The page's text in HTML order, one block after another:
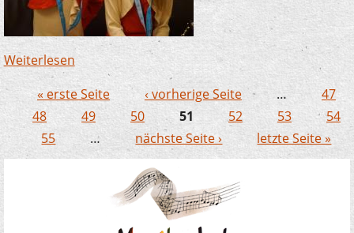
Weiterlesen über Komponieren kann sie auch
Seiten
« erste Seite ‹ vorherige Seite …
47
48
49 50 51 52 53
54
55
… nächste Seite › letzte Seite »